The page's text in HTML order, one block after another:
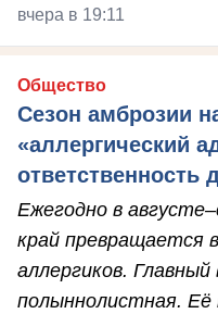
вчера в 19:11
Общество
Сезон амброзии
«аллергический
ответственность
Ежегодно в
край превращается
аллергиков.
полыннолистная.